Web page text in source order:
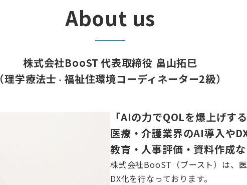
About us
株式会社BooST 代表取締役 畠山拓巳
（理学療法士 ・ 福祉住環境コーディネーター2級）
「AIの力でQOLを爆上げする
医療・介護業界のAI導入や
教育・人事評価・資料作成
株式会社BooST（ブースト）は、
DX化を行なっております。